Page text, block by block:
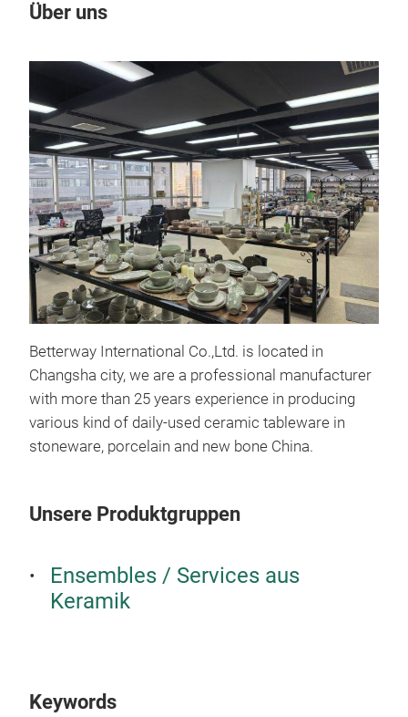
Über uns
Betterway International Co.,Ltd. is located in
Changsha city, we are a professional manufacturer
with more than 25 years experience in producing
various kind of daily-used ceramic tableware in
stoneware, porcelain and new bone China.
Unsere Produktgruppen
Ensembles / Services aus
Keramik
Keywords